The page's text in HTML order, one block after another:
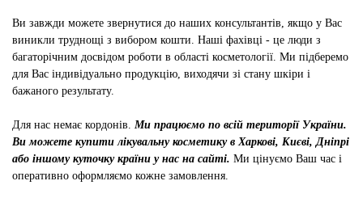
Ви завжди можете звернутися до наших консультантів, якщо у Вас
виникли труднощі з вибором кошти. Наші фахівці - це люди з
багаторічним досвідом роботи в області косметології. Ми підберемо
для Вас індивідуально продукцію, виходячи зі стану шкіри і
бажаного результату.
Для нас немає кордонів.
Ми працюємо по всій території України.
Ви можете купити лікувальну косметику в Харкові, Києві, Дніпрі
або іншому куточку країни у нас на сайті. Ми цінуємо Ваш час і
оперативно оформляємо кожне замовлення.